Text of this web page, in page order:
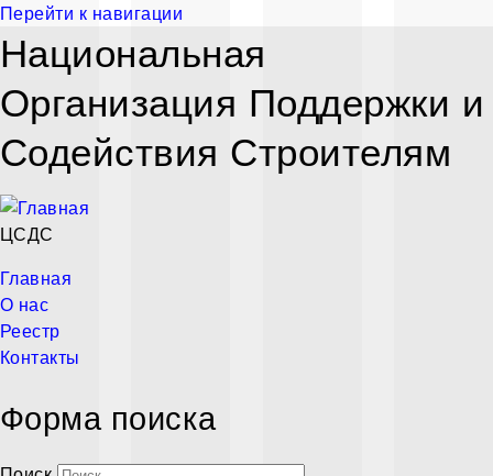
Перейти к навигации
Национальная
Организация Поддержки и
Содействия Строителям
ЦСДС
Главная
О нас
Реестр
Контакты
Форма поиска